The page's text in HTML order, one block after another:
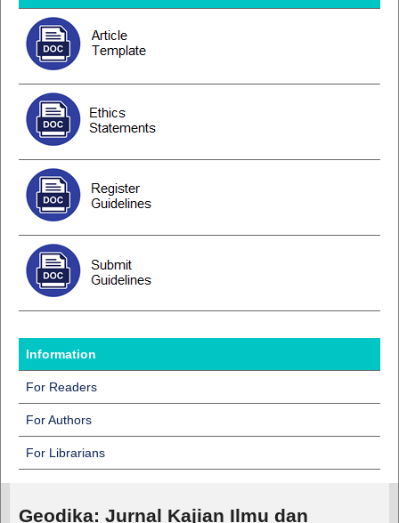
Information
For Readers
For Authors
For Librarians
Geodika: Jurnal Kajian Ilmu dan